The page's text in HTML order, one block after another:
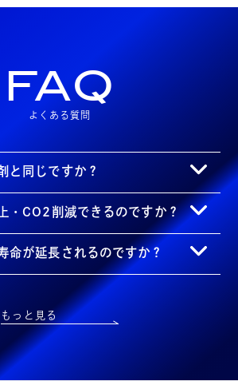
FAQ
よくある質問
と同じですか？
・CO2削減できるのですか？
命が延長されるのですか？
もっと見る